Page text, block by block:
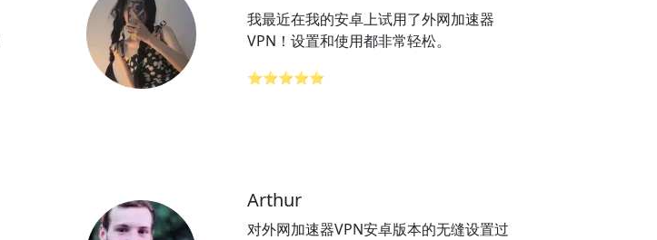
我最近在我的安卓上试用了外网加速器
VPN！设置和使用都非常轻松。
⭐⭐⭐⭐⭐
Arthur
对外网加速器VPN安卓版本的无缝设置过